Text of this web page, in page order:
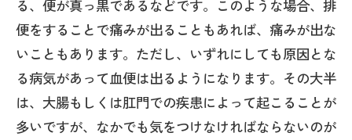
る、便が真っ黒であるなどです。このような場合、排
便をすることで痛みが出ることもあれば、痛みが出な
いこともあります。ただし、いずれにしても原因とな
る病気があって血便は出るようになります。その大半
は、大腸もしくは肛門での疾患によって起こることが
多いですが、なかでも気をつけなければならないのが